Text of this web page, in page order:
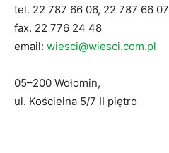
tel. 22 787 66 06, 22 787 66 07
fax. 22 776 24 48
email: wiesci@wiesci.com.pl
05–200 Wołomin,
ul. Kościelna 5/7 II piętro